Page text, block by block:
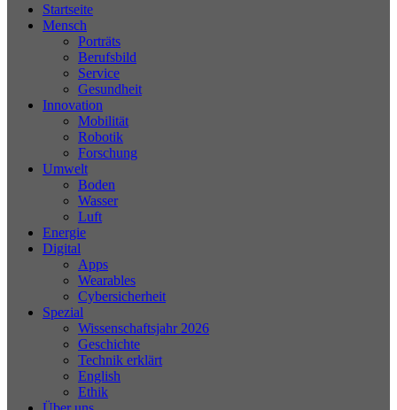
Startseite
Mensch
Porträts
Berufsbild
Service
Gesundheit
Innovation
Mobilität
Robotik
Forschung
Umwelt
Boden
Wasser
Luft
Energie
Digital
Apps
Wearables
Cybersicherheit
Spezial
Wissenschaftsjahr 2026
Geschichte
Technik erklärt
English
Ethik